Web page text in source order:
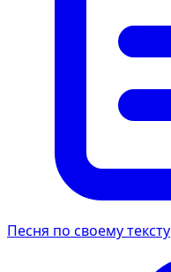
Песня по своему тексту